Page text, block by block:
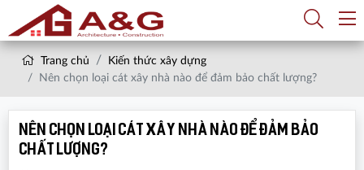
Trang chủ
Kiến thức xây dựng
Nên chọn loại cát xây nhà nào để đảm bảo chất lượng?
Nên chọn loại cát xây nhà nào để đảm bảo
chất lượng?